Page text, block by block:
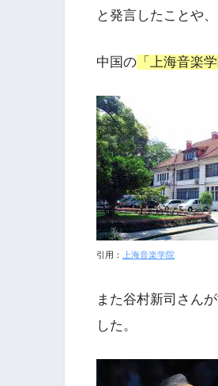
と発言したことや、
中国の 「上海音楽
引用： 上海音楽学院
また谷村新司さん
した。